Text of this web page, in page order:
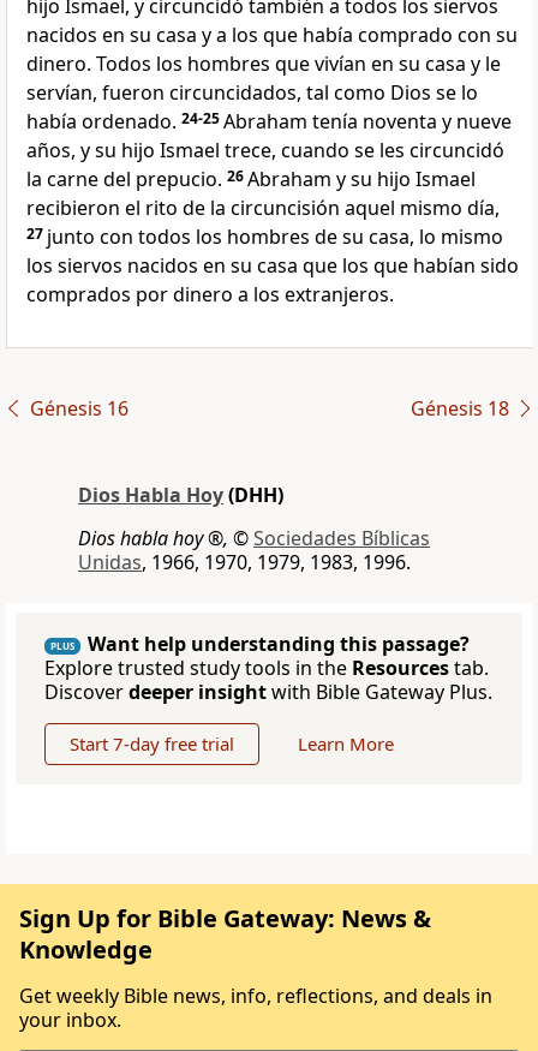
hijo Ismael, y circuncidó también a todos los siervos
nacidos en su casa y a los que había comprado con su
dinero. Todos los hombres que vivían en su casa y le
servían, fueron circuncidados, tal como Dios se lo
había ordenado. 24-25Abraham tenía noventa y nueve
años, y su hijo Ismael trece, cuando se les circuncidó
la carne del prepucio. 26Abraham y su hijo Ismael
recibieron el rito de la circuncisión aquel mismo día,
27 junto con todos los hombres de su casa, lo mismo
los siervos nacidos en su casa que los que habían sido
comprados por dinero a los extranjeros.
Génesis 16 Génesis 18
Dios Habla Hoy(DHH)
Dios habla hoy ®, ©Sociedades Bíblicas
Unidas, 1966, 1970, 1979, 1983, 1996.
PLUS
Want help understanding this passage?
Explore trusted study tools in the Resourcestab.
Discoverdeeper insightwith Bible Gateway Plus.
Start 7-day free trial Learn More
Sign Up for Bible Gateway: News &
Knowledge
Get weekly Bible news, info, reflections, and deals in
your inbox.